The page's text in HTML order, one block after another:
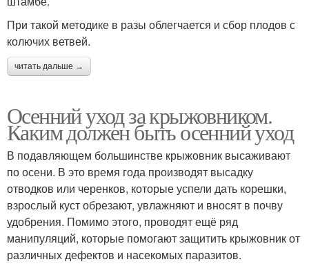
При такой методике в разы облегчается и сбор плодов с
колючих ветвей.
читать дальше →
Осенний уход за крыжовником.
Каким должен быть осенний уход
В подавляющем большинстве крыжовник высаживают
по осени. В это время года производят высадку
отводков или черенков, которые успели дать корешки,
взрослый куст обрезают, увлажняют и вносят в почву
удобрения. Помимо этого, проводят ещё ряд
манипуляций, которые помогают защитить крыжовник от
различных дефектов и насекомых паразитов.